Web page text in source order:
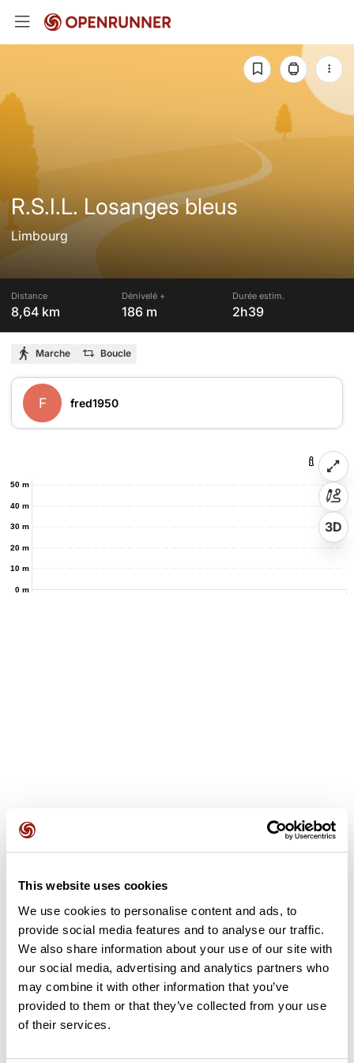
This website uses cookies
We use cookies to personalise content and ads, to
provide social media features and to analyse our traffic.
We also share information about your use of our site with
our social media, advertising and analytics partners who
may combine it with other information that you’ve
provided to them or that they’ve collected from your use
of their services.
R.S.I.L. Losanges bleus
Limbourg
Distance
8,64 km
Dénivelé +
186 m
Durée estim.
2h39
Marche Boucle
F fred1950
0 m
10 m
20 m
30 m
40 m
50 m
3D
Ajouter un avis
Découvrez ce parcours de marche de 8,6 km à proximité de